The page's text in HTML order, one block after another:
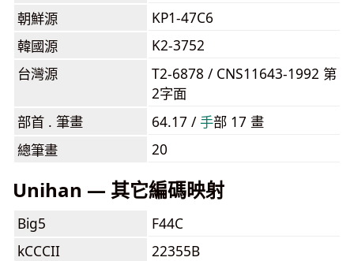
朝鮮源
KP1-47C6
韓國源
K2-3752
台灣源
T2-6878 / CNS11643-1992 第
2字面
部首 . 筆畫
64.17 /⼿部 17 畫
總筆畫
20
Unihan — 其它編碼映射
Big5
F44C
kCCCII
22355B